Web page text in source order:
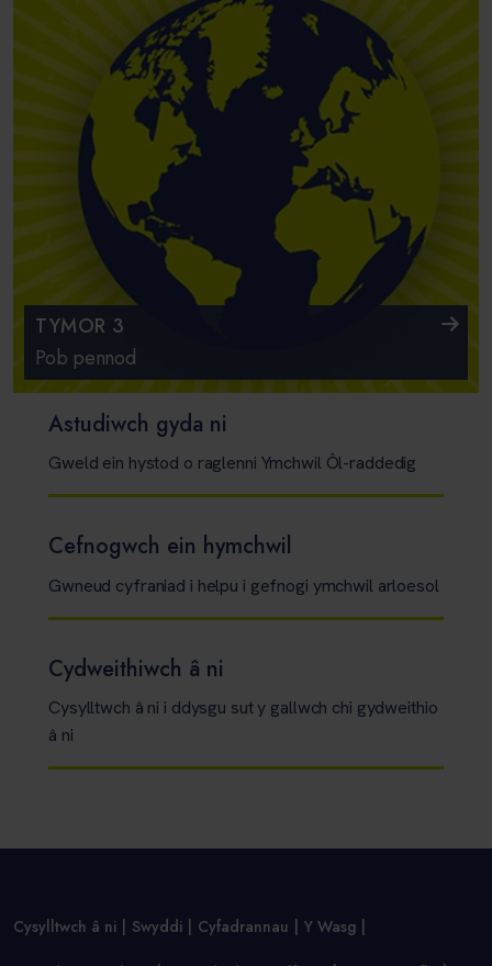
TYMOR 3
Pob pennod
Astudiwch gyda ni
Gweld ein hystod o raglenni Ymchwil Ôl-raddedig
Cefnogwch ein hymchwil
Gwneud cyfraniad i helpu i gefnogi ymchwil arloesol
Cydweithiwch â ni
Cysylltwch â ni i ddysgu sut y gallwch chi gydweithio
â ni
Cysylltwch â ni Swyddi Cyfadrannau Y Wasg